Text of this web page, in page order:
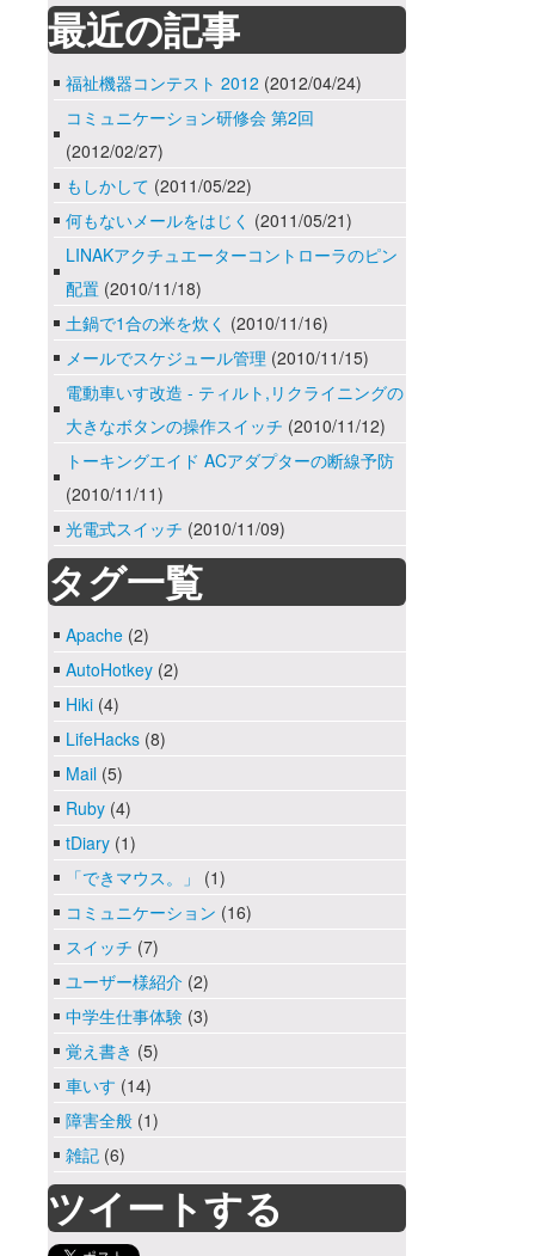
最近の記事
福祉機器コンテスト 2012 (2012/04/24)
コミュニケーション研修会 第2回
(2012/02/27)
もしかして (2011/05/22)
何もないメールをはじく (2011/05/21)
LINAKアクチュエーターコントローラのピン
配置 (2010/11/18)
土鍋で1合の米を炊く (2010/11/16)
メールでスケジュール管理 (2010/11/15)
電動車いす改造 - ティルト,リクライニングの
大きなボタンの操作スイッチ (2010/11/12)
トーキングエイド ACアダプターの断線予防
(2010/11/11)
光電式スイッチ (2010/11/09)
タグ一覧
Apache (2)
AutoHotkey (2)
Hiki (4)
LifeHacks (8)
Mail (5)
Ruby (4)
tDiary (1)
「できマウス。」
(1)
コミュニケーション (16)
スイッチ (7)
ユーザー様紹介 (2)
中学生仕事体験 (3)
覚え書き (5)
車いす (14)
障害全般 (1)
雑記 (6)
ツイートする